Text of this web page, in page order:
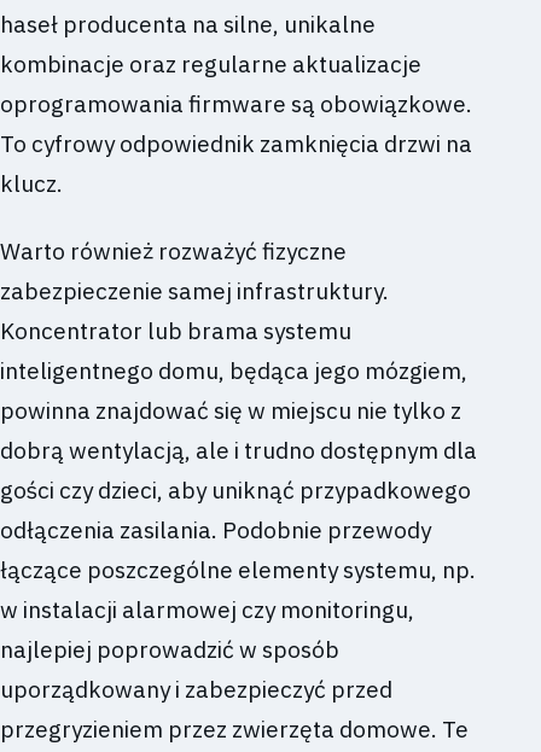
haseł producenta na silne, unikalne
kombinacje oraz regularne aktualizacje
oprogramowania firmware są obowiązkowe.
To cyfrowy odpowiednik zamknięcia drzwi na
klucz.
Warto również rozważyć fizyczne
zabezpieczenie samej infrastruktury.
Koncentrator lub brama systemu
inteligentnego domu, będąca jego mózgiem,
powinna znajdować się w miejscu nie tylko z
dobrą wentylacją, ale i trudno dostępnym dla
gości czy dzieci, aby uniknąć przypadkowego
odłączenia zasilania. Podobnie przewody
łączące poszczególne elementy systemu, np.
w instalacji alarmowej czy monitoringu,
najlepiej poprowadzić w sposób
uporządkowany i zabezpieczyć przed
przegryzieniem przez zwierzęta domowe. Te